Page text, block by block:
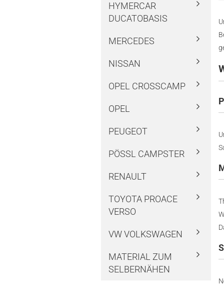
HYMERCAR
DUCATOBASIS
MERCEDES
NISSAN
OPEL CROSSCAMP
OPEL
PEUGEOT
PÖSSL CAMPSTER
RENAULT
TOYOTA PROACE
VERSO
VW VOLKSWAGEN
MATERIAL ZUM
SELBERNÄHEN